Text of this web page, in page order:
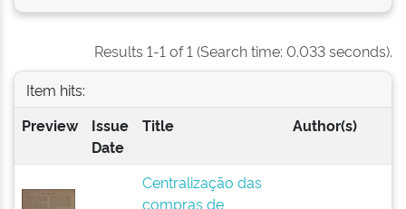
Results 1-1 of 1 (Search time: 0.033 seconds).
Item hits:
Preview
Issue
Date
Title Author(s)
Centralização das
compras de